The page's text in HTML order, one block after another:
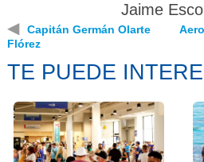
Jaime
◀
Capitán Germán Olarte
Flórez
TE PUEDE